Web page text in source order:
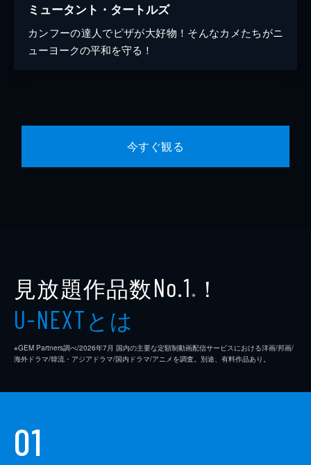
ミュータント・タートルズ
カンフーの達人でピザが大好物！そんなカメたちがニ
ューヨークの平和を守る！
今すぐ観る
見放題作品数No.1 ※ ！
U-NEXTとは
※GEM Partners調べ/2026年7⽉ 国内の主要な定額制動画配信サービスにおける洋画/邦画/
海外ドラマ/韓流・アジアドラマ/国内ドラマ/アニメを調査。別途、有料作品あり。
01